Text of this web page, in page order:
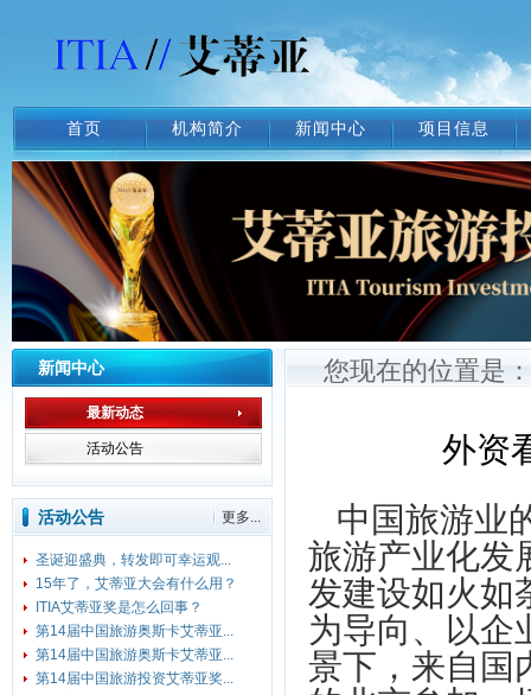
首页 机构简介 新闻中心 项目信息
新闻中心
最新动态
活动公告
更多...
活动公告
圣诞迎盛典，转发即可幸运观...
15年了，艾蒂亚大会有什么用？
ITIA艾蒂亚奖是怎么回事？
第14届中国旅游奥斯卡艾蒂亚...
第14届中国旅游奥斯卡艾蒂亚...
第14届中国旅游投资艾蒂亚奖...
您现在的位置是：
外资
中国旅游业
旅游产业化发
发建设如火如
为导向、以企
景下，来自国